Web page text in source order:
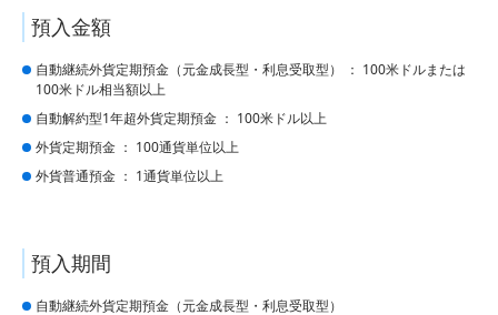
預入金額
自動継続外貨定期預金（元金成長型・利息受取型） ： 100米ドルまたは
100米ドル相当額以上
自動解約型1年超外貨定期預金 ： 100米ドル以上
外貨定期預金 ： 100通貨単位以上
外貨普通預金 ： 1通貨単位以上
預入期間
自動継続外貨定期預金（元金成長型・利息受取型）